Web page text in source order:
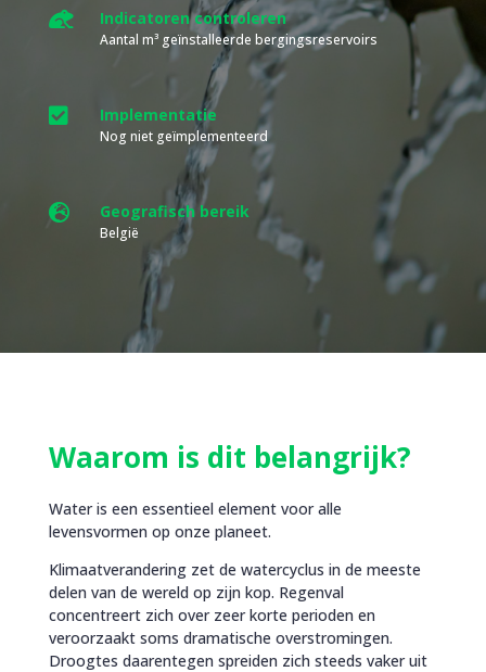
 Indicatoren controleren
Aantal m³ geïnstalleerde bergingsreservoirs
 Implementatie
Nog niet geïmplementeerd
 Geografisch bereik
België
Waarom is dit belangrijk?
Water is een essentieel element voor alle
levensvormen op onze planeet.
Klimaatverandering zet de watercyclus in de meeste
delen van de wereld op zijn kop. Regenval
concentreert zich over zeer korte perioden en
veroorzaakt soms dramatische overstromingen.
Droogtes daarentegen spreiden zich steeds vaker uit